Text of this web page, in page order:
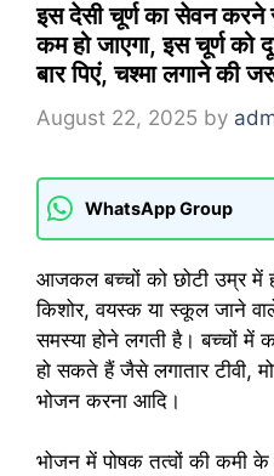
इस देसी चूर्ण का सेवन
कम हो जाएगा, इस चूर्ण को
बार पिएं, चश्मा लगाने की
August 22, 2025 by
WhatsApp Group
आजकल बच्चों को छोटी उम्र में
किशोर, वयस्क या स्कूल जाने
समस्या होने लगती है। बच्चों
हो सकते हैं जैसे लगातार टीवी,
भोजन करना आदि।
भोजन में पोषक तत्वों की कमी